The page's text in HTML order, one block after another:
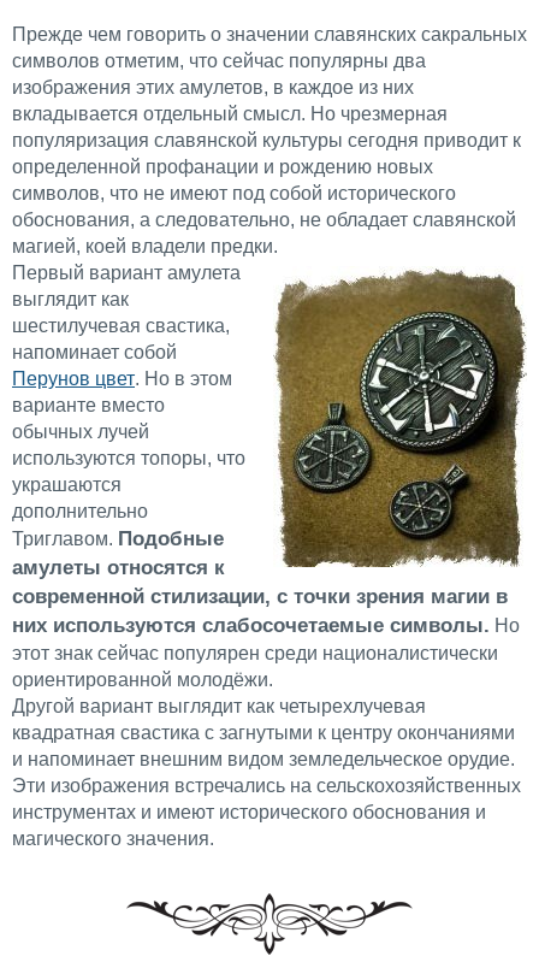
Прежде чем говорить о значении славянских сакральных
символов отметим, что сейчас популярны два
изображения этих амулетов, в каждое из них
вкладывается отдельный смысл. Но чрезмерная
популяризация славянской культуры сегодня приводит к
определенной профанации и рождению новых
символов, что не имеют под собой исторического
обоснования, а следовательно, не обладает славянской
магией, коей владели предки.
Первый вариант амулета
выглядит как
шестилучевая свастика,
напоминает собой
Перунов цвет. Но в этом
варианте вместо
обычных лучей
используются топоры, что
украшаются
дополнительно
Триглавом. Подобные
амулеты относятся к
современной стилизации, с точки зрения магии в
них используются слабосочетаемые символы. Но
этот знак сейчас популярен среди националистически
ориентированной молодёжи.
Другой вариант выглядит как четырехлучевая
квадратная свастика с загнутыми к центру окончаниями
и напоминает внешним видом земледельческое орудие.
Эти изображения встречались на сельскохозяйственных
инструментах и имеют исторического обоснования и
магического значения.